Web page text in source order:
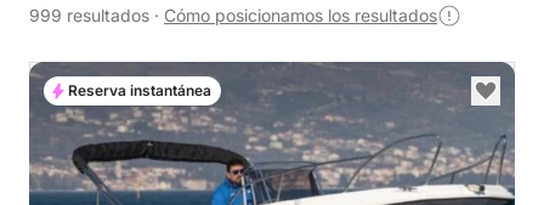
999 resultados · Cómo posicionamos los resultados
Reserva instantánea